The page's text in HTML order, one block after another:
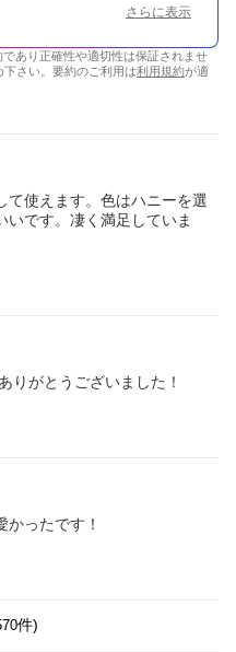
さらに表示
あり正確性や適切性は保証されませ
さい。要約のご利用は利用規約が適
使えます。色はハニーを選
です。凄く満足していま
りがとうございました！
ったです！
件)